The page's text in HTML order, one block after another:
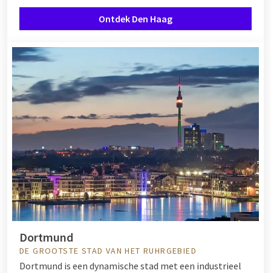
Ontdek Den Haag
Dortmund
DE GROOTSTE STAD VAN HET RUHRGEBIED
Dortmund is een dynamische stad met een industrieel